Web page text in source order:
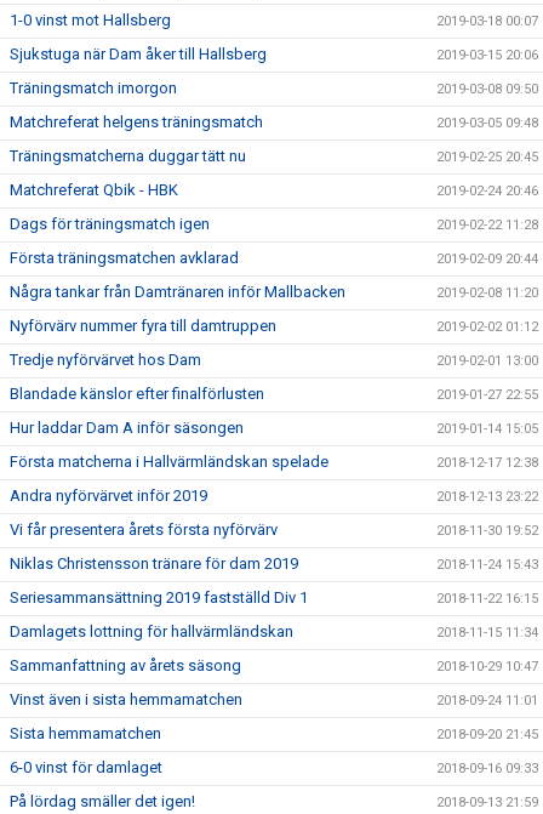
1-0 vinst mot Hallsberg 2019-03-18 00:07
Sjukstuga när Dam åker till Hallsberg 2019-03-15 20:06
Träningsmatch imorgon 2019-03-08 09:50
Matchreferat helgens träningsmatch 2019-03-05 09:48
Träningsmatcherna duggar tätt nu 2019-02-25 20:45
Matchreferat Qbik - HBK 2019-02-24 20:46
Dags för träningsmatch igen 2019-02-22 11:28
Första träningsmatchen avklarad 2019-02-09 20:44
Några tankar från Damtränaren inför Mallbacken 2019-02-08 11:20
Nyförvärv nummer fyra till damtruppen 2019-02-02 01:12
Tredje nyförvärvet hos Dam 2019-02-01 13:00
Blandade känslor efter finalförlusten 2019-01-27 22:55
Hur laddar Dam A inför säsongen 2019-01-14 15:05
Första matcherna i Hallvärmländskan spelade 2018-12-17 12:38
Andra nyförvärvet inför 2019 2018-12-13 23:22
Vi får presentera årets första nyförvärv 2018-11-30 19:52
Niklas Christensson tränare för dam 2019 2018-11-24 15:43
Seriesammansättning 2019 fastställd Div 1 2018-11-22 16:15
Damlagets lottning för hallvärmländskan 2018-11-15 11:34
Sammanfattning av årets säsong 2018-10-29 10:47
Vinst även i sista hemmamatchen 2018-09-24 11:01
Sista hemmamatchen 2018-09-20 21:45
6-0 vinst för damlaget 2018-09-16 09:33
På lördag smäller det igen! 2018-09-13 21:59